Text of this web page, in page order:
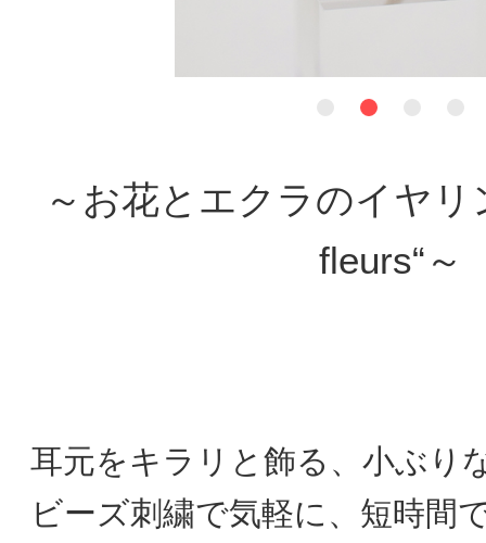
～お花とエクラのイヤ
fleurs“～
耳元をキラリと飾る、小ぶり
ビーズ刺繍で気軽に、短時間